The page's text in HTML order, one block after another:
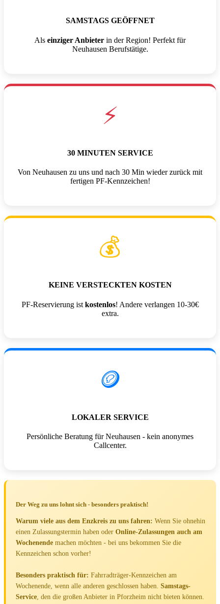
SAMSTAGS GEÖFFNET
Als einziger Anbieter in der Region! Perfekt für
Neuhausen Berufstätige.
⚡
30 MINUTEN SERVICE
Von Neuhausen zu uns und nach 30 Min wieder zurück mit
fertigen PF-Kennzeichen!
💰
KEINE VERSTECKTEN KOSTEN
PF-Reservierung ist kostenlos! Andere verlangen 10-30€
extra.
🪙
LOKALER SERVICE
Persönliche Beratung für Neuhausen - kein anonymes
Callcenter.
Der Weg zu uns lohnt sich - besonders praktisch!
Warum viele aus dem Enzkreis zu uns fahren: Wenn Sie ohnehin
einen Zulassungstermin haben oder Online-Zulassungen auch am
Wochenende machen möchten - bei uns bekommen Sie die
Kennzeichen schon vorher!
Besonders praktisch für: Fahrradträger-Kennzeichen am
Wochenende, wenn alle anderen geschlossen haben. Samstags-
Service, den die großen Anbieter in Pforzheim nicht bieten können.